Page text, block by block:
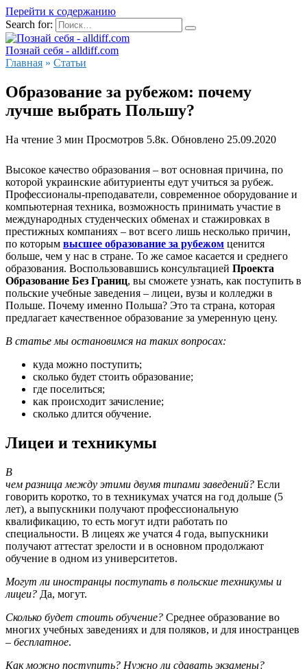
Перейти к содержанию
Search for:
Познай себя - alldiff.com
Главная » Статьи
Образование за рубежом: почему
лучше выбрать Польшу?
На чтение 3 мин Просмотров 5.8к. Обновлено 25.09.2020
Высокое качество образования – вот основная причина, по
которой украинские абитуриенты едут учиться за рубеж.
Профессионалы-преподаватели, современное оборудование и
компьютерная техника, возможность принимать участие в
международных студенческих обменах и стажировках в
престижных компаниях – вот всего лишь несколько причин,
по которым высшее образование за рубежом ценится
больше, чем у нас в стране. То же самое касается и среднего
образования. Воспользовавшись консультацией Проекта
Образование Без Границ, вы сможете узнать, как поступить в
польские учебные заведения – лицеи, вузы и колледжи в
Польше. Почему именно Польша? Это та страна, которая
предлагает качественное образование за умеренную цену.
В статье мы остановимся на таких вопросах:
куда можно поступить;
сколько будет стоить образование;
где поселиться;
как происходит зачисление;
сколько длится обучение.
Лицеи и техникумы
В
чем разница между этими двумя типами заведений? Если
говорить коротко, то в техникумах учатся на год дольше (5
лет), а выпускники получают профессиональную
квалификацию, то есть могут идти работать по
специальности. В лицеях же учатся 4 года, выпускники
получают аттестат зрелости и в основном продолжают
обучение в одном из университетов.
Могут ли иностранцы поступать в польские техникумы и
лицеи? Да, могут.
Сколько будет стоить обучение? Среднее образование во
многих учебных заведениях и для поляков, и для иностранцев
– бесплатное.
Как можно поступить? Нужно ли сдавать экзамены?